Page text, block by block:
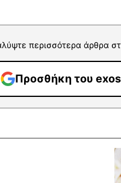
περισσότερα άρθρα
Προσθήκη του